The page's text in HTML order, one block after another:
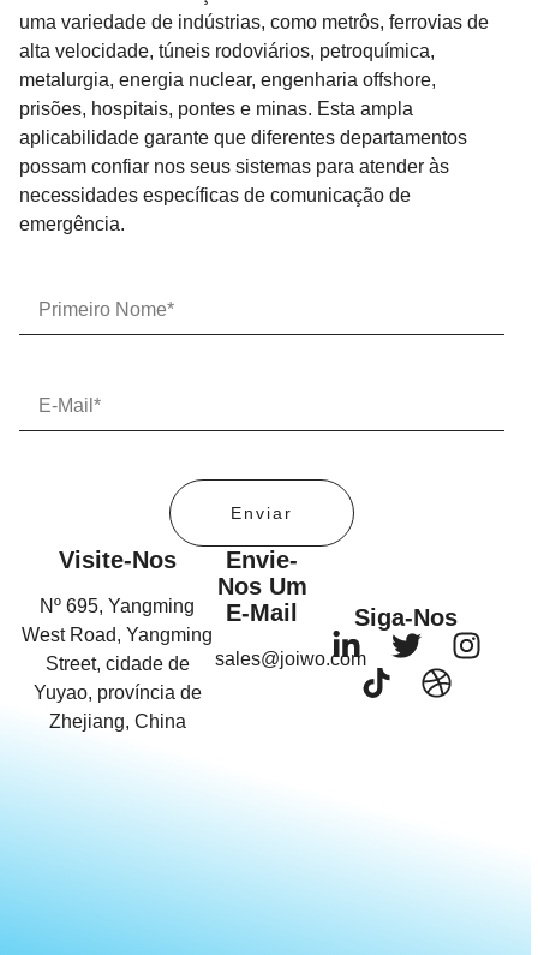
uma variedade de indústrias, como metrôs, ferrovias de
alta velocidade, túneis rodoviários, petroquímica,
metalurgia, energia nuclear, engenharia offshore,
prisões, hospitais, pontes e minas. Esta ampla
aplicabilidade garante que diferentes departamentos
possam confiar nos seus sistemas para atender às
necessidades específicas de comunicação de
emergência.
Enviar
Visite-Nos
Nº 695, Yangming
West Road, Yangming
Street, cidade de
Yuyao, província de
Zhejiang, China
Envie-
Nos Um
E-Mail
sales@joiwo.com
Siga-Nos